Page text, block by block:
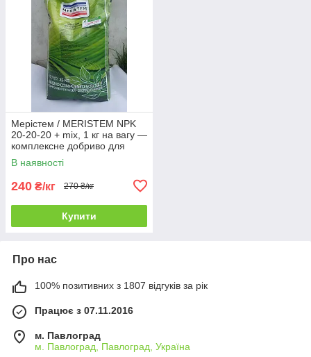
Мерістем / MERISTEM NPK
20-20-20 + mix, 1 кг на вагу —
комплексне добриво для
листкового підживлення
В наявності
240 ₴/кг 270 ₴/кг
Купити
Про нас
100% позитивних з 1807 відгуків за рік
Працює з 07.11.2016
м. Павлоград
м. Павлоград, Павлоград, Україна